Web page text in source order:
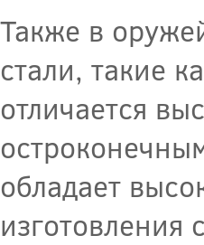
Также в
стали, такие
отличается
обладает
изготовления